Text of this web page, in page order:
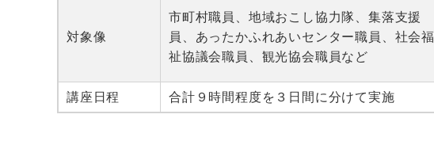
対象像
市町村職員、地域おこし協力隊、集落支援
員、あったかふれあいセンター職員、社会福
祉協議会職員、観光協会職員など
講座日程 合計９時間程度を３日間に分けて実施